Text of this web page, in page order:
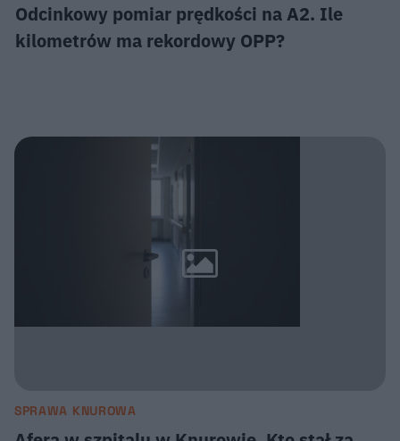
Odcinkowy pomiar prędkości na A2. Ile
kilometrów ma rekordowy OPP?
SPRAWA KNUROWA